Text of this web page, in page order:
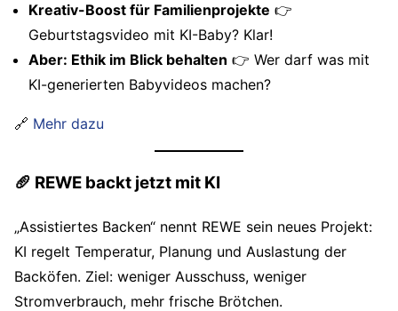
Kreativ-Boost für Familienprojekte 👉
Geburtstagsvideo mit KI-Baby? Klar!
Aber: Ethik im Blick behalten 👉 Wer darf was mit
KI-generierten Babyvideos machen?
🔗 Mehr dazu
🥖 REWE backt jetzt mit KI
„Assistiertes Backen“ nennt REWE sein neues Projekt:
KI regelt Temperatur, Planung und Auslastung der
Backöfen. Ziel: weniger Ausschuss, weniger
Stromverbrauch, mehr frische Brötchen.